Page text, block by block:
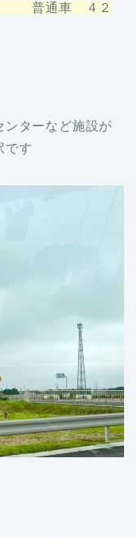
普通車 ４２
ンターなど施設が
です